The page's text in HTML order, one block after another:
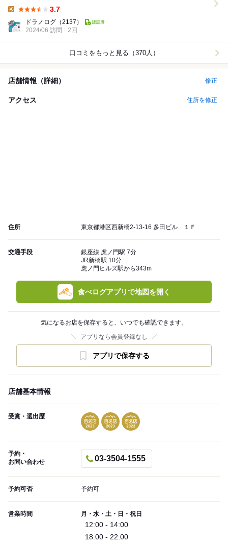
3.7
ドラノログ （2137）
2024/06 訪問
2回
口コミをもっと見る（370人）
店舗情報（詳細） 修正
アクセス 住所を修正
住所 東京都港区西新橋2-13-16 多田ビル １Ｆ
交通手段
銀座線 虎ノ門駅 7分
JR新橋駅 10分
虎ノ門ヒルズ駅から343m
食べログアプリで地図を開く
気になるお店を保存すると、いつでも確認できます。
アプリなら会員登録なし
アプリで保存する
店舗基本情報
受賞・選出歴
予約・
お問い合わせ
03-3504-1555
予約可否 予約可
営業時間 月・水・土・日・祝日
12:00 - 14:00
18:00 - 22:00